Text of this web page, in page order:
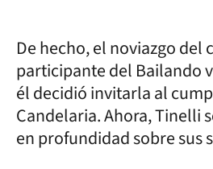
De hecho, el noviazgo del
participante del Bailando
él decidió invitarla al
Candelaria. Ahora, Tinelli
en profundidad sobre sus